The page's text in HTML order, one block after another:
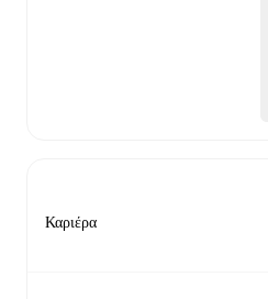
Καριέρα